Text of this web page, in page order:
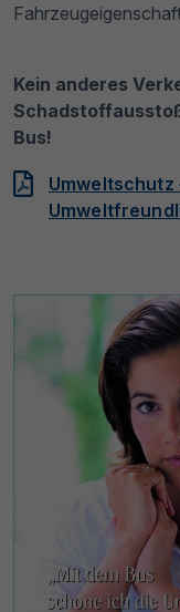
Kein anderes
Bus!
Umweltschutz